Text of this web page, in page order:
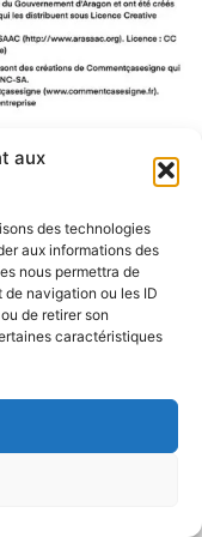
aux
des technologies
aux informations des
nous permettra de
navigation ou les ID
de retirer son
caractéristiques
P
t
a
g
e
r